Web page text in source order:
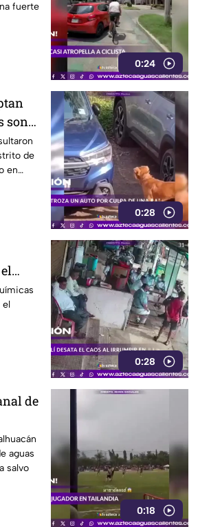
fuerte
0:24
son
de
en
0:28
el
0:28
de
aguas
salvo
0:18